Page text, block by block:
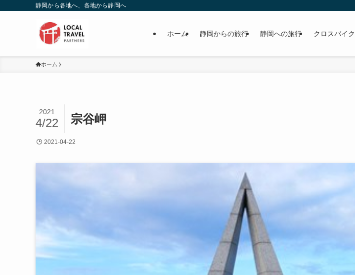
静岡から各地へ、各地から静岡へ
ホーム 静岡からの旅行 静岡への旅行 クロスバイ
ホーム
宗谷岬
2021
4/22
2021-04-22